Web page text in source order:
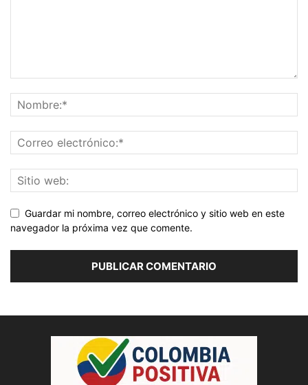
Guardar mi nombre, correo electrónico y sitio web en este
navegador la próxima vez que comente.